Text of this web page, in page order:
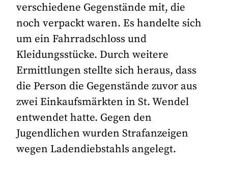
verschiedene Gegenstände mit, die
noch verpackt waren. Es handelte sich
um ein Fahrradschloss und
Kleidungsstücke. Durch weitere
Ermittlungen stellte sich heraus, dass
die Person die Gegenstände zuvor aus
zwei Einkaufsmärkten in St. Wendel
entwendet hatte. Gegen den
Jugendlichen wurden Strafanzeigen
wegen Ladendiebstahls angelegt.